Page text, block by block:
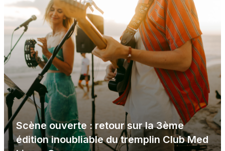
Scène ouverte : retour sur la 3ème
édition inoubliable du tremplin Club Med